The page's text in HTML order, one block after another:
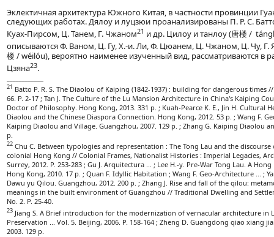
Эклектичная архитектура Южного Китая, в частности провинции
следующих работах. Дялоу и луцзюи проанализированы П. Р. С.
Куах-Пирсом, Ц. Танем, Г. Чжаном21 и др. Цилоу и танлоу (唐楼 /
описываются Ф. Ваном, Ц. Гу, Х.-и. Ли, Ф. Цюанем, Ц. Чжаном, Ц. Чу, Г.
楼 / wéilóu), вероятно наименее изученный вид, рассматриваются в
Цзяна23.
21 Batto P. R. S. The Diaolou of Kaiping (1842-1937) : building for dangerous times
66. P. 2-17 ; Tan J. The Culture of the Lu Mansion Architecture in China's Kaiping
Doctor of Philosophy. Hong Kong, 2013. 331 p. ; Kuah-Pearce K. E., Jin H. Cultural
Diaolou and the Chinese Diaspora Connection. Hong Kong, 2012. 53 p. ; Wang F.
Kaiping Diaolou and Village. Guangzhou, 2007. 129 p. ; Zhang G. Kaiping Diaolou
p.
22 Chu C. Between typologies and representation : The Tong Lau and the discourse
colonial Hong Kong // Colonial Frames, Nationalist Histories : Imperial Legacies,
Surrey, 2012. P. 253-283 ; Gu J. Arquitectura ... ; Lee H.-y. Pre-War Tong Lau. A
Hong Kong, 2010. 17 p. ; Quan F. Idyllic Habitation ; Wang F. Geo-Architecture ... ;
Dawu yu Qilou. Guangzhou, 2012. 200 p. ; Zhang J. Rise and fall of the qilou:
meanings in the built environment of Guangzhou // Traditional Dwelling and
No. 2. P. 25-40.
23 Jiang S. A Brief introduction for the modernization of vernacular architecture in
Preservation ... Vol. 5. Beijing, 2006. P. 158-164 ; Zheng D. Guangdong qiao xiang
2003. 129 p.